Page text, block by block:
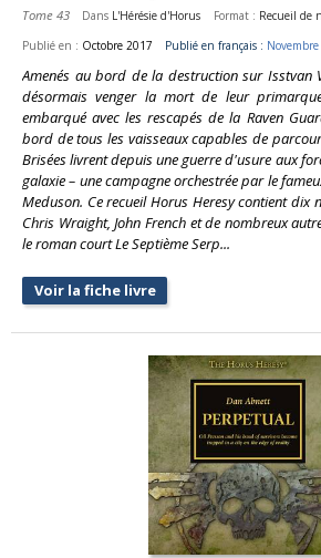
Tome 43 Dans L'Hérésie d'Horus Format : Recueil de
Publié en : Octobre 2017 Publié en français :
Amenés au bord de la destruction sur Isstvan
désormais venger la mort de leur
embarqué avec les rescapés de la Raven
bord de tous les vaisseaux capables de
Brisées livrent depuis une guerre d'usure aux
galaxie – une campagne orchestrée par le
Meduson. Ce recueil Horus Heresy contient dix
Chris Wraight, John French et de nombreux
le roman court Le Septième Serp...
Voir la fiche livre